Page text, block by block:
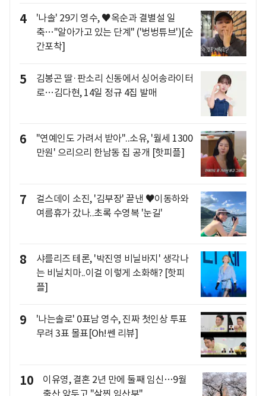
4
'나솔' 29기 영수, ♥옥순과 결별설 일
축…"알아가고 있는 단계" ('벙벙튜브')[순
간포착]
5
김봉곤 딸·판소리 신동에서 싱어송라이터
로…김다현, 14일 정규 4집 발매
6
"연예인도 가려서 받아"..소유, '월세 1300
만원' 으리으리 한남동 집 공개 [핫피플]
7
걸스데이 소진, '김부장' 끝낸 ♥이동하와
여름휴가 갔나..초록 수영복 '눈길'
8
샤를리즈 테론, '박진영 비닐바지' 생각나
는 비닐치마..이걸 이렇게 소화해? [핫피
플]
9
'나는솔로' 0표남 영수, 진짜 첫인상 투표
무려 3표 몰표[Oh!쎈 리뷰]
10
이유영, 결혼 2년 만에 둘째 임신…9월
출산 앞두고 "살찐 임산부"